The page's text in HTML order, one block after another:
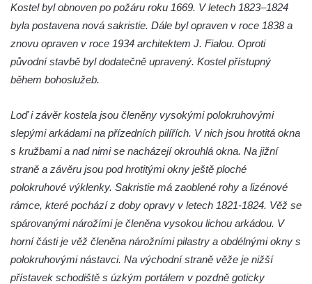
Křížová cesta Římov – XXIV. kaple – Pieta
Křížová cesta Římov – XXIII. kaple –
Kalvárie
Křížová cesta Římov – XXII. kaple – Šimon
Křížová cesta Římov – XXI. kaple –
Popravní brána
Křížová cesta Římov – XX. kaple – Svatá
Veronika potkává Ježíše a utírá mu do své
roušky pot z tváře
Křížová cesta Římov – XIX. kaple – Kristus
kříž nesoucí potkává Pannu Marii
Křížová cesta Římov – XVIII. kaple – Na
Ježíše vložen kříž
Kostel byl obnoven po požáru roku 1669. V letech 1823–1824
byla postavena nová sakristie. Dále byl opraven v roce 1838 a
znovu opraven v roce 1934 architektem J. Fialou. Oproti
původní stavbě byl dodatečně upravený. Kostel přístupný
během bohoslužeb.
Loď i závěr kostela jsou členěny vysokými polokruhovými
slepými arkádami na přízedních pilířích. V nich jsou hrotitá okna
s kružbami a nad nimi se nacházejí okrouhlá okna. Na jižní
straně a závěru jsou pod hrotitými okny ještě ploché
polokruhové výklenky. Sakristie má zaoblené rohy a lizénové
rámce, které pochází z doby opravy v letech 1821-1824. Věž se
spárovanými nárožími je členěna vysokou lichou arkádou. V
horní části je věž členěna nárožními pilastry a obdélnými okny s
polokruhovými nástavci. Na východní straně věže je nižší
přístavek schodiště s úzkým portálem v pozdně goticky